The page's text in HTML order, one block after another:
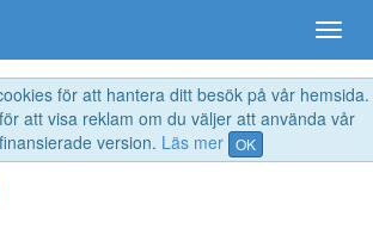
för att hantera ditt besök på vår hemsida.
att visa reklam om du väljer att använda vår
version. Läs mer OK